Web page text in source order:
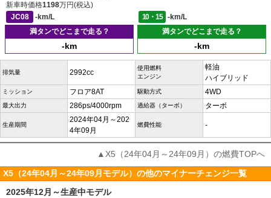
新車時価格1198万円(税込)
JC08
-km/L 10・15
-km/L
満タンでどこまで走る？
-km
満タンでどこまで走る？
-km
排気量 2992cc
使用燃料
エンジン
軽油
ハイブリッド
ミッション フロア8AT 駆動方式 4WD
最大出力 286ps/4000rpm 過給器（ターボ） ターボ
生産期間
2024年04月～202
4年09月
燃費性能 -
▲X5（24年04月～24年09月）の燃費TOPへ
X5（24年04月～24年09月モデル）の他のマイナーチェンジ一覧
2025年12月～生産中モデル